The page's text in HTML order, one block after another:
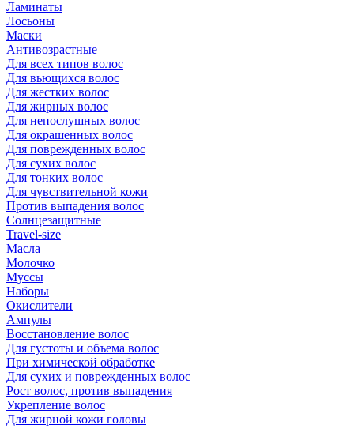
Ламинаты
Лосьоны
Маски
Антивозрастные
Для всех типов волос
Для вьющихся волос
Для жестких волос
Для жирных волос
Для непослушных волос
Для окрашенных волос
Для поврежденных волос
Для сухих волос
Для тонких волос
Для чувствительной кожи
Против выпадения волос
Солнцезащитные
Travel-size
Масла
Молочко
Муссы
Наборы
Окислители
Ампулы
Восстановление волос
Для густоты и объема волос
При химической обработке
Для сухих и поврежденных волос
Рост волос, против выпадения
Укрепление волос
Для жирной кожи головы